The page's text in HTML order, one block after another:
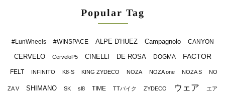
Popular Tag
#LunWheels #WINSPACE ALPE D'HUEZ Campagnolo CANYON
CERVELO CerveloP5 CINELLI DE ROSA DOGMA FACTOR
FELT INFINITO K8-S KING ZYDECO NOZA NOZA one NOZA S NO
ZA V SHIMANO SK sl8 TIME TTバイク ZYDECO ウェア エア